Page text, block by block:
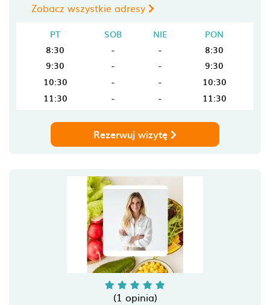
Zobacz wszystkie adresy
PT SOB NIE
PON
8:30
- -
8:30
9:30
- -
9:30
10:30
- -
10:30
11:30
- - 11:30
Rezerwuj wizytę
(1 opinia)